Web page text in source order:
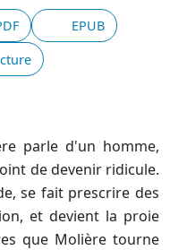
EPUB
parle d'un homme,
de devenir ridicule.
se fait prescrire des
et devient la proie
que Molière tourne